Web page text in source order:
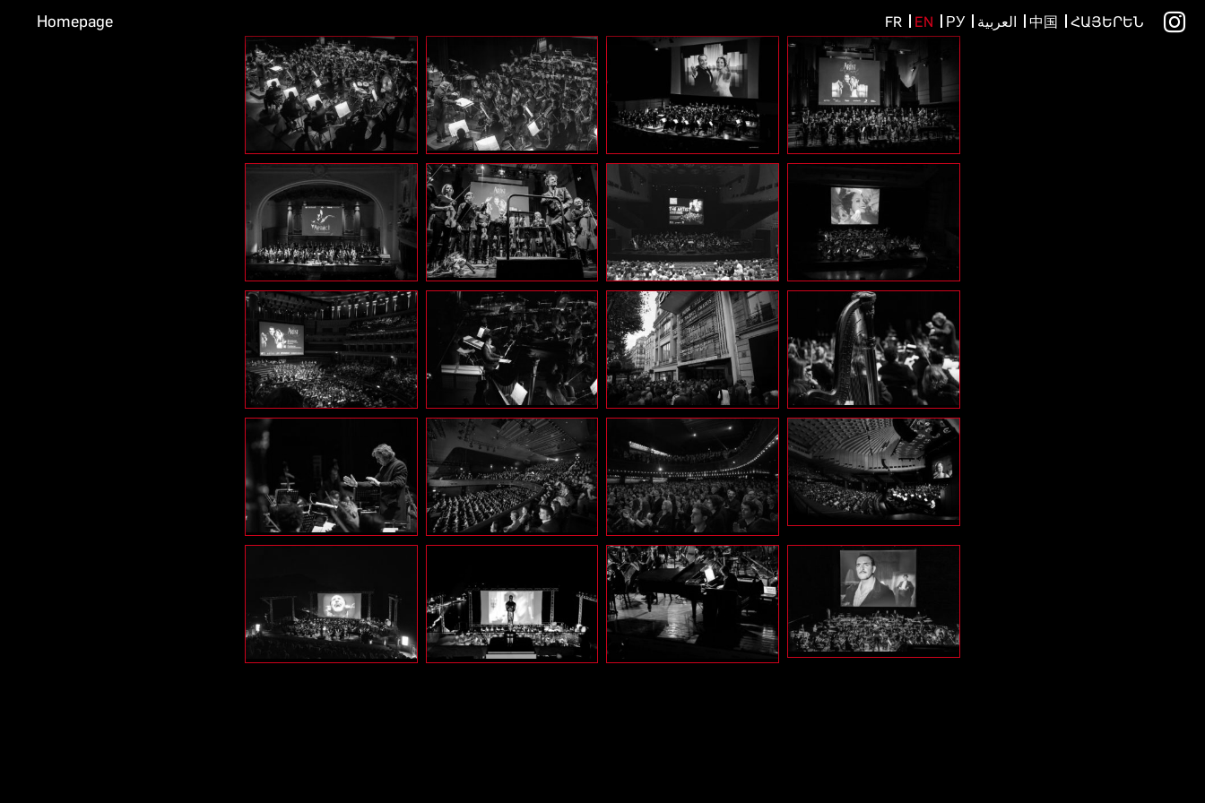
Homepage FR EN РУ العربية 中国 ՀԱՅԵՐԵՆ